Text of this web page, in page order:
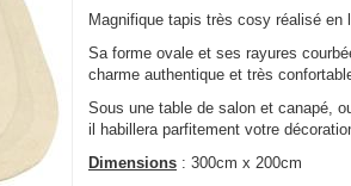
Magnifique tapis très cosy réalisé en
Sa forme ovale et ses rayures
charme authentique et très
Sous une table de salon et canapé,
il habillera parfitement votre
Dimensions : 300cm x 200cm